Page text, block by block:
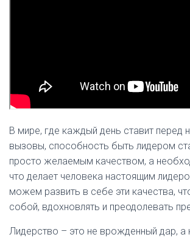
В мире, где каждый день ставит перед
вызовы, способность быть лидером
просто желаемым качеством, а
что делает человека настоящим
можем развить в себе эти качества,
собой, вдохновлять и преодолевать
Лидерство – это не врожденный дар, а